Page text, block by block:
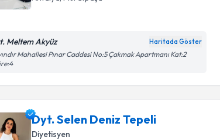
Meltem Akyüz Haritada Göster
Mahallesi Pınar Caddesi No:5 Çakmak Apartmanı Kat:2
Dyt. Selen Deniz Tepeli
Diyetisyen